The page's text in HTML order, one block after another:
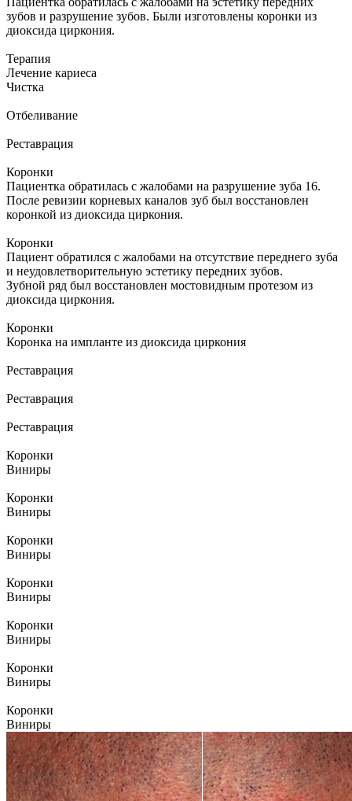
зубов и разрушение зубов. Были изготовлены коронки из
диоксида циркония.
Терапия
Лечение кариеса
Чистка
Отбеливание
Реставрация
Коронки
Пациентка обратилась с жалобами на разрушение зуба 16.
После ревизии корневых каналов зуб был восстановлен
коронкой из диоксида циркония.
Коронки
Пациент обратился с жалобами на отсутствие переднего зуба
и неудовлетворительную эстетику передних зубов.
Зубной ряд был восстановлен мостовидным протезом из
диоксида циркония.
Коронки
Коронка на импланте из диоксида циркония
Реставрация
Реставрация
Реставрация
Коронки
Виниры
Коронки
Виниры
Коронки
Виниры
Коронки
Виниры
Коронки
Виниры
Коронки
Виниры
Коронки
Виниры